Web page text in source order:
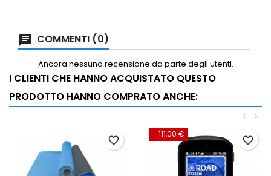
COMMENTI (0)
Ancora nessuna recensione da parte degli utenti.
I CLIENTI CHE HANNO ACQUISTATO QUESTO
PRODOTTO HANNO COMPRATO ANCHE:
>
<
favorite_border
- 111,00 €
favorite_border